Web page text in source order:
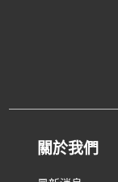
關於我們